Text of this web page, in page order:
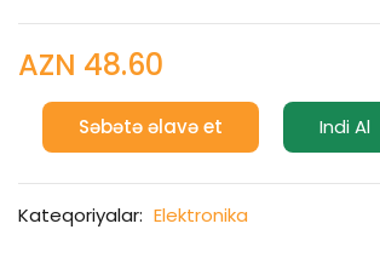
AZN 48.60
Səbətə əlavə et Indi Al
Kateqoriyalar: Elektronika